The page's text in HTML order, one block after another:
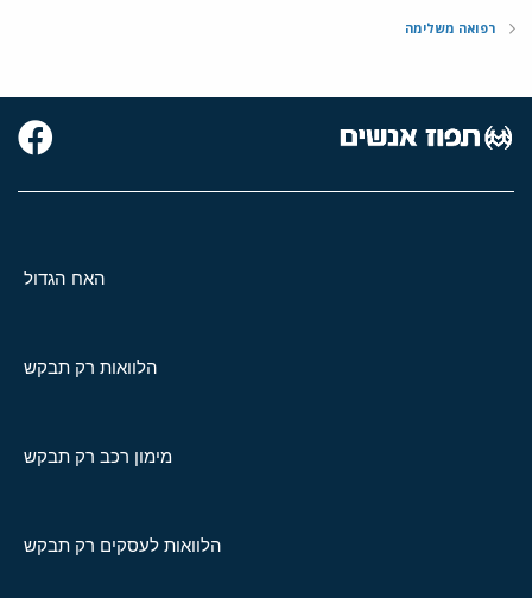
רפואה משלימה
האח הגדול
הלוואות רק תבקש
מימון רכב רק תבקש
הלוואות לעסקים רק תבקש